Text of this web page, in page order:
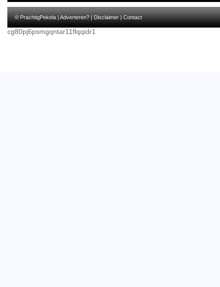
© PrachtigPekela |Adverteren?|Disclaimer|Contact
cg80pj6psmgqntar11flqqidr1